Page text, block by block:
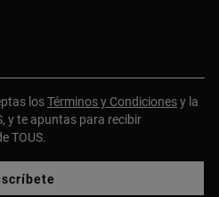
losTérminos y Condicionesy la
y te apuntas para recibir
TOUS.